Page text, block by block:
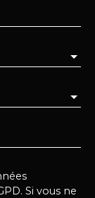
Si vous ne